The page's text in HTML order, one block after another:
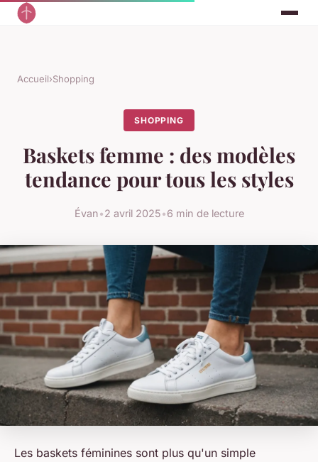
Accueil›Shopping
SHOPPING
Baskets femme : des modèles
tendance pour tous les styles
Évan•2 avril 2025•6 min de lecture
Les baskets féminines sont plus qu'un simple